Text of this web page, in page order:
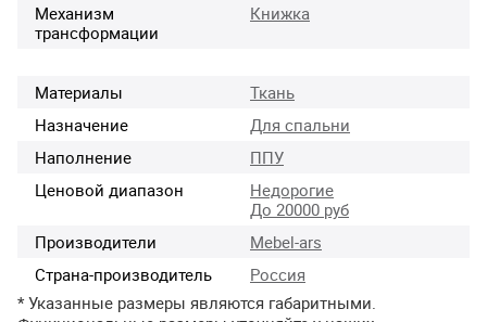
Механизм
трансформации
Книжка
Материалы
Ткань
Назначение
Для спальни
Наполнение
ППУ
Ценовой диапазон
Недорогие
До 20000 руб
Производители
Mebel-ars
Страна-производитель
Россия
* Указанные размеры являются габаритными.